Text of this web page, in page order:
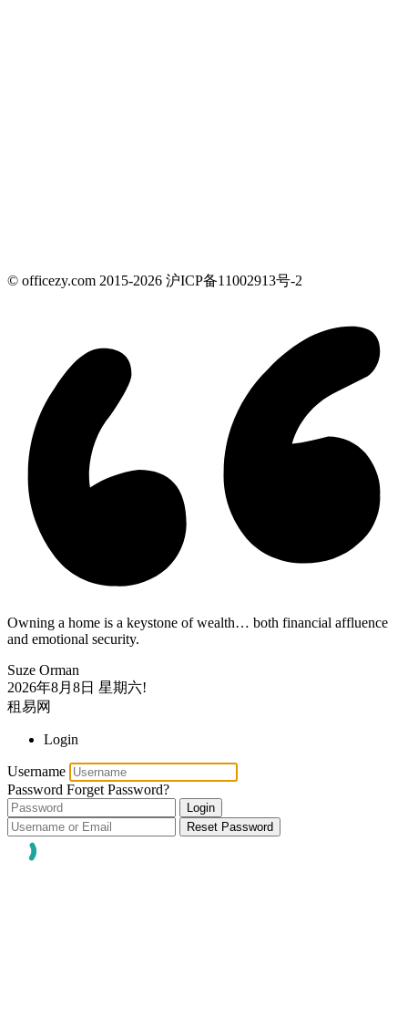
© officezy.com 2015-2026 沪ICP备11002913号-2
Owning a home is a keystone of wealth… both financial affluence
and emotional security.
Suze Orman
2026年8月8日 星期六!
租易网
Login
Username
Password Forget Password?
Login
Reset Password